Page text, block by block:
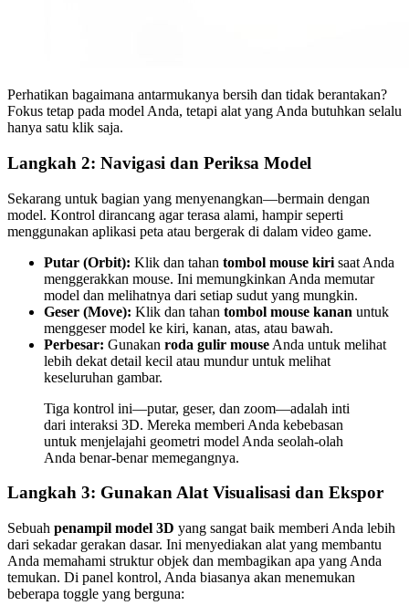
Perhatikan bagaimana antarmukanya bersih dan tidak berantakan?
Fokus tetap pada model Anda, tetapi alat yang Anda butuhkan selalu
hanya satu klik saja.
Langkah 2: Navigasi dan Periksa Model
Sekarang untuk bagian yang menyenangkan—bermain dengan
model. Kontrol dirancang agar terasa alami, hampir seperti
menggunakan aplikasi peta atau bergerak di dalam video game.
Putar (Orbit): Klik dan tahan tombol mouse kiri saat Anda
menggerakkan mouse. Ini memungkinkan Anda memutar
model dan melihatnya dari setiap sudut yang mungkin.
Geser (Move): Klik dan tahan tombol mouse kanan untuk
menggeser model ke kiri, kanan, atas, atau bawah.
Perbesar: Gunakan roda gulir mouse Anda untuk melihat
lebih dekat detail kecil atau mundur untuk melihat
keseluruhan gambar.
Tiga kontrol ini—putar, geser, dan zoom—adalah inti
dari interaksi 3D. Mereka memberi Anda kebebasan
untuk menjelajahi geometri model Anda seolah-olah
Anda benar-benar memegangnya.
Langkah 3: Gunakan Alat Visualisasi dan Ekspor
Sebuah penampil model 3D yang sangat baik memberi Anda lebih
dari sekadar gerakan dasar. Ini menyediakan alat yang membantu
Anda memahami struktur objek dan membagikan apa yang Anda
temukan. Di panel kontrol, Anda biasanya akan menemukan
beberapa toggle yang berguna: